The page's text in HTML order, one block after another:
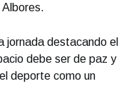
jornada destacando el
debe ser de paz y
deporte como un